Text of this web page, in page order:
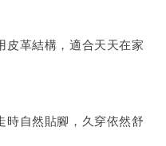
皮革結構，適合天天在家
時自然貼腳，久穿依然舒